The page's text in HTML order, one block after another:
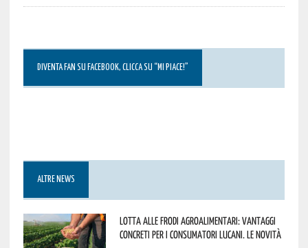
DIVENTA FAN SU FACEBOOK, CLICCA SU “MI PIACE!”
ALTRE NEWS
Lotta alle frodi agroalimentari: vantaggi
concreti per i consumatori lucani. Le novità